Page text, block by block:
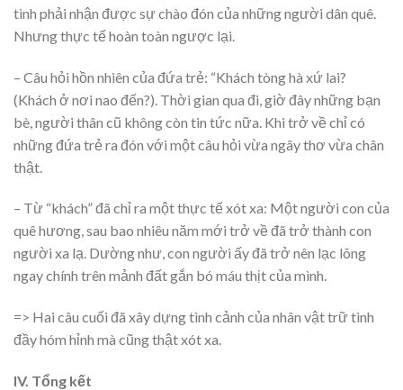
tình phải nhận được sự chào đón của những người dân quê.
Nhưng thực tế hoàn toàn ngược lại.
– Câu hỏi hồn nhiên của đứa trẻ: “Khách tòng hà xứ lai?
(Khách ở nơi nao đến?). Thời gian qua đi, giờ đây những bạn
bè, người thân cũ không còn tin tức nữa. Khi trở về chỉ có
những đứa trẻ ra đón với một câu hỏi vừa ngây thơ vừa chân
thật.
– Từ “khách” đã chỉ ra một thực tế xót xa: Một người con của
quê hương, sau bao nhiêu năm mới trở về đã trở thành con
người xa lạ. Dường như, con người ấy đã trở nên lạc lõng
ngay chính trên mảnh đất gắn bó máu thịt của mình.
=> Hai câu cuối đã xây dựng tình cảnh của nhân vật trữ tình
đầy hóm hỉnh mà cũng thật xót xa.
IV. Tổng kết